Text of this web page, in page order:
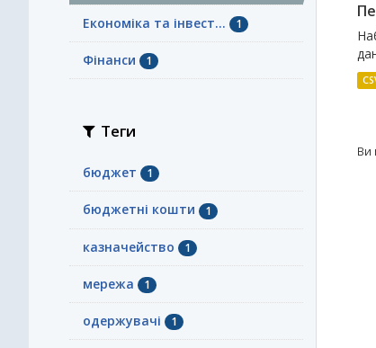
Економіка та інвест... 1
Фінанси 1
Теги
бюджет 1
бюджетні кошти 1
казначейство 1
мережа 1
одержувачі 1
Ви